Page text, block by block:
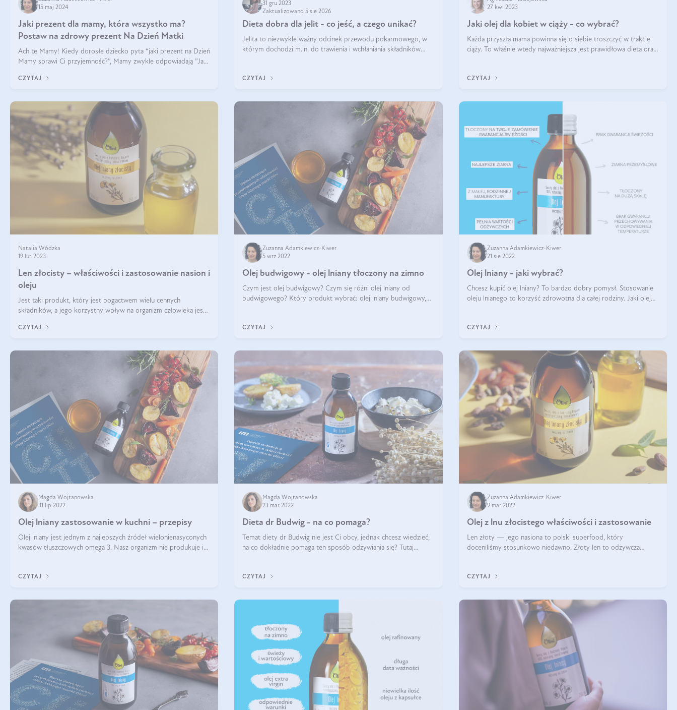
15 maj 2024
Jaki prezent dla mamy, która wszystko ma?
Postaw na zdrowy prezent Na Dzień Matki
Ach te Mamy! Kiedy dorosłe dziecko pyta “jaki prezent na Dzień
Mamy sprawi Ci przyjemność?”, Mamy zwykle odpowiadają ”Ja
prezent na Dzień Ma
CZYTAJ
31 gru 2023
Zaktualizowano 5 sie 2026
Dieta dobra dla jelit - co jeść, a czego unikać?
Jelita to niezwykle ważny odcinek przewodu pokarmowego, w
którym dochodzi m.in. do trawienia i wchłaniania składników
CZYTAJ
27 kwi 2023
Jaki olej dla kobiet w ciąży - co wybrać?
Każda przyszła mama powinna się o siebie troszczyć w trakcie
ciąży. To właśnie wtedy najważniejsza jest prawidłowa dieta oraz
CZYTAJ
Natalia Wódzka
19 lut 2023
Len złocisty – właściwości i zastosowanie nasion i
oleju
Jest taki produkt, który jest bogactwem wielu cennych
składników, a jego korzystny wpływ na organizm człowieka jest
lnianym. Produkt, który
CZYTAJ
Zuzanna Adamkiewicz-Kiwer
5 wrz 2022
Olej budwigowy - olej lniany tłoczony na zimno
Czym jest olej budwigowy? Czym się różni olej lniany od
budwigowego? Który produkt wybrać: olej lniany budwigowy,
CZYTAJ
Zuzanna Adamkiewicz-Kiwer
21 sie 2022
Olej lniany - jaki wybrać?
Chcesz kupić olej lniany? To bardzo dobry pomysł. Stosowanie
oleju lnianego to korzyść zdrowotna dla całej rodziny. Jaki olej
CZYTAJ
Magda Wojtanowska
31 lip 2022
Olej lniany zastosowanie w kuchni – przepisy
Olej lniany jest jednym z najlepszych źródeł wielonienasyconych
kwasów tłuszczowych omega 3. Nasz organizm nie produkuje ich
CZYTAJ
Magda Wojtanowska
23 mar 2022
Dieta dr Budwig - na co pomaga?
Temat diety dr Budwig nie jest Ci obcy, jednak chcesz wiedzieć,
na co dokładnie pomaga ten sposób odżywiania się? Tutaj
CZYTAJ
Zuzanna Adamkiewicz-Kiwer
9 mar 2022
Olej z lnu złocistego właściwości i zastosowanie
Len złoty — jego nasiona to polski superfood, który
doceniliśmy stosunkowo niedawno. Złoty len to odżywcza
CZYTAJ